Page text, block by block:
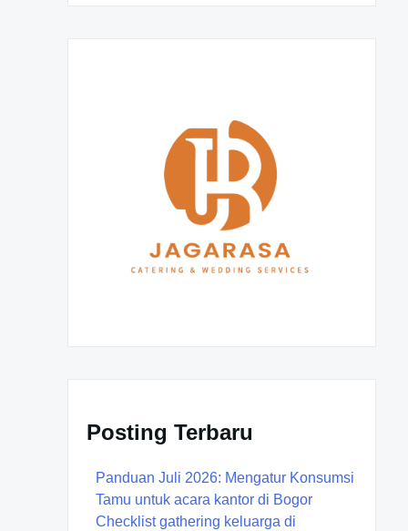
Posting Terbaru
Panduan Juli 2026: Mengatur Konsumsi
Tamu untuk acara kantor di Bogor
Checklist gathering keluarga di